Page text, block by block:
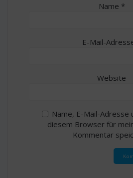
Name *
E-Mail-
Website
Name, E-Mail-Adresse
diesem Browser für
Kommentar